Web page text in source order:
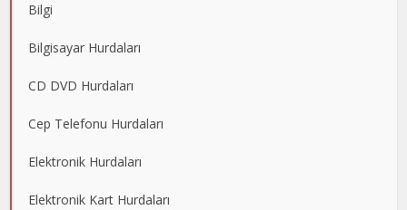
Bilgi
Bilgisayar Hurdaları
CD DVD Hurdaları
Cep Telefonu Hurdaları
Elektronik Hurdaları
Elektronik Kart Hurdaları